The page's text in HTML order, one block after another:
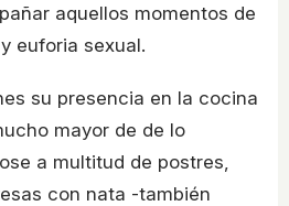
aquellos momentos de
euforia sexual.
su presencia en la cocina
mayor de de lo
a multitud de postres,
con nata -también